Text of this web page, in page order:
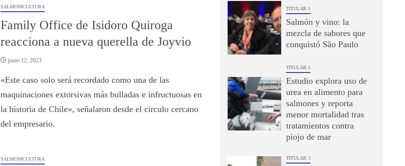
SALMONICULTURA
Family Office de Isidoro Quiroga
reacciona a nueva querella de Joyvio
junio 12, 2023
«Este caso solo será recordado como una de las
maquinaciones extorsivas más bulladas e infructuosas en
la historia de Chile», señalaron desde el circulo cercano
del empresario.
SALMONICULTURA
TITULAR 1
Salmón y vino: la
mezcla de sabores que
conquistó São Paulo
TITULAR 1
Estudio explora uso de
urea en alimento para
salmones y reporta
menor mortalidad tras
tratamientos contra
piojo de mar
TITULAR 3